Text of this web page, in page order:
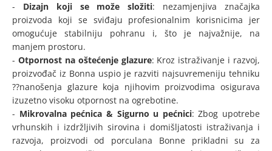
- Dizajn koji se može složiti: nezamjenjiva značajka
proizvoda koji se sviđaju profesionalnim korisnicima jer
omogućuje stabilniju pohranu i, što je najvažnije, na
manjem prostoru.
- Otpornost na oštećenje glazure: Kroz istraživanje i razvoj,
proizvođač iz Bonna uspio je razviti najsuvremeniju tehniku
??nanošenja glazure koja njihovim proizvodima osigurava
izuzetno visoku otpornost na ogrebotine.
- Mikrovalna pećnica & Sigurno u pećnici: Zbog upotrebe
vrhunskih i izdržljivih sirovina i domišljatosti istraživanja i
razvoja, proizvodi od porculana Bonne prikladni su za